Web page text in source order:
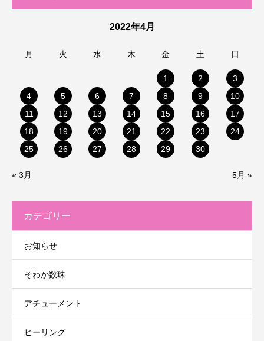
2022年4月
月 火 水 木 金 土 日
1 2
3
4
5 6 7 8 9
10
11
12 13 14 15 16
17
18
19 20 21 22 23
24
25
26 27 28 29 30
« 3月 5月 »
カテゴリー
お知らせ
そわか数珠
アチューメント
ヒーリング